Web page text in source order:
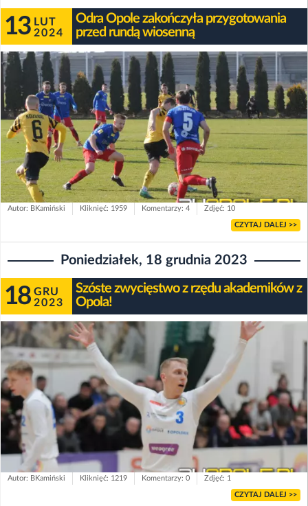
13 LUT
2024
Odra Opole zakończyła przygotowania
przed rundą wiosenną
Autor: BKamiński Kliknięć: 1959 Komentarzy: 4 Zdjęć: 10
CZYTAJ DALEJ >>
Poniedziałek, 18 grudnia 2023
18 GRU
2023
Szóste zwycięstwo z rzędu akademików z
Opola!
Autor: BKamiński Kliknięć: 1219 Komentarzy: 0 Zdjęć: 1
CZYTAJ DALEJ >>